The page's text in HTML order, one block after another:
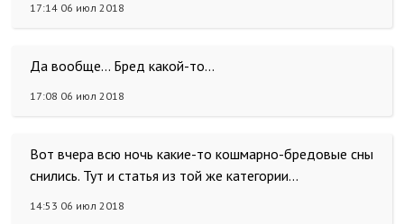
17:14 06 июл 2018
Да вообще... Бред какой-то...
17:08 06 июл 2018
Вот вчера всю ночь какие-то кошмарно-бредовые сны
снились. Тут и статья из той же категории...
14:53 06 июл 2018